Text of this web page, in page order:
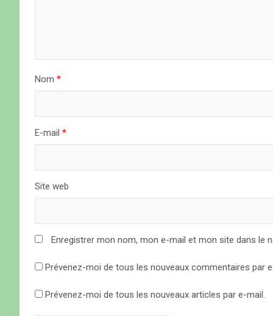
Nom *
E-mail *
Site web
Enregistrer mon nom, mon e-mail et mon site dans le
Prévenez-moi de tous les nouveaux commentaires par
Prévenez-moi de tous les nouveaux articles par e-mail.